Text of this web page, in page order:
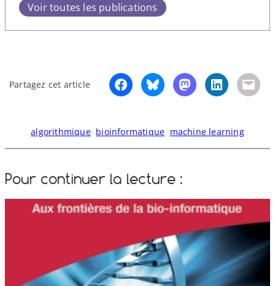
Voir toutes les publications
Partagez cet article
algorithmique bioinformatique machine learning
Pour continuer la lecture :